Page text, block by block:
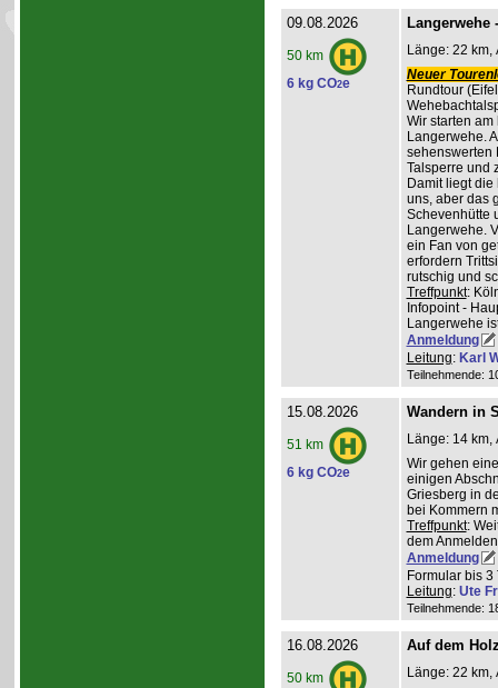
09.08.2026
50 km
6 kg CO2e
Langerwehe
Länge: 22 km,
Neuer
Rundtour
Wir starten
Langerwehe.
sehenswerten
Talsperre und
Damit liegt
uns, aber das
Schevenhütte
Langerwehe.
ein Fan von
erfordern
rutschig und
Treffpunkt:
Infopoint -
Langerwehe
Anmeldung
Leitung: Karl
Teilnehmende:
15.08.2026
51 km
6 kg CO2e
Wandern in
Länge: 14 km,
Wir gehen
einigen
Griesberg in
bei Kommern
Treffpunkt:
dem
Anmeldung
Formular bis 3
Leitung: Ute
Teilnehmende:
16.08.2026
50 km
Auf dem
Länge: 22 km,